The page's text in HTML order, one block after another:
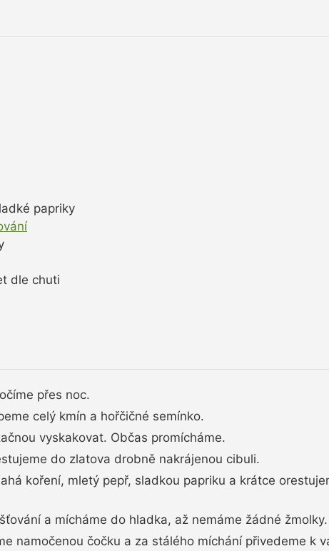
papriky
dle chuti
přes noc.
celý kmín a hořčičné semínko.
vyskakovat. Občas promícháme.
do zlatova drobně nakrájenou cibuli.
koření, mletý pepř, sladkou papriku a krátce
a mícháme do hladka, až nemáme žádné žmolky.
namočenou čočku a za stálého míchání přivedeme k